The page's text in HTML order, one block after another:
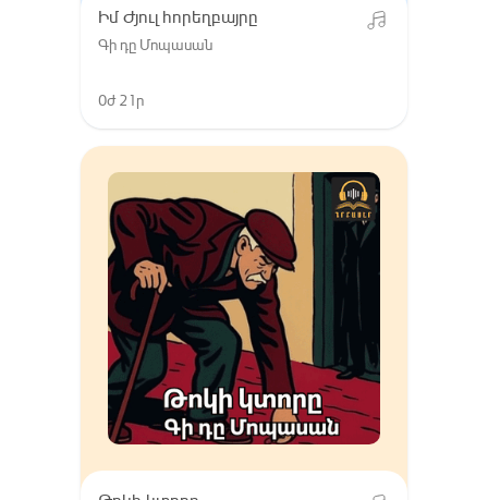
Իմ Ժյուլ հորեղբայրը
Գի դը Մոպասան
0ժ 21ր